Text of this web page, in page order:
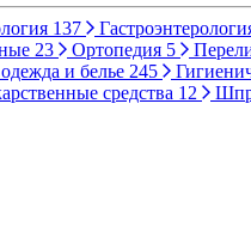
137
23 Ортопедия 5
и белье 245
средства 12